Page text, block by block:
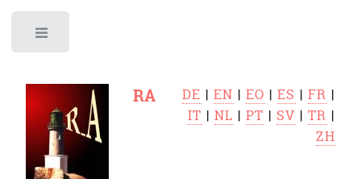
RA DE |EN |EO |ES |FR |
IT |NL |PT | SV |TR |
ZH